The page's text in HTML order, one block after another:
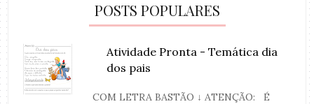
POSTS POPULARES
Atividade Pronta - Temática dia
dos pais
COM LETRA BASTÃO ↓ ATENÇÃO: É